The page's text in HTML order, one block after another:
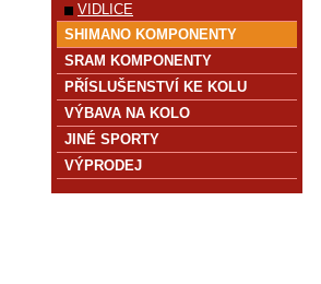
VIDLICE
SHIMANO KOMPONENTY
SRAM KOMPONENTY
PŘÍSLUŠENSTVÍ KE KOLU
VÝBAVA NA KOLO
JINÉ SPORTY
VÝPRODEJ